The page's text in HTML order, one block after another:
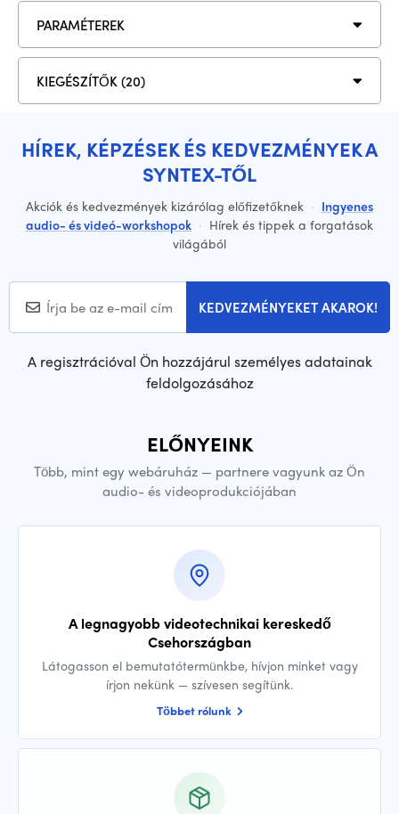
PARAMÉTEREK
KIEGÉSZÍTŐK (20)
HÍREK, KÉPZÉSEK ÉS KEDVEZMÉNYEK A
SYNTEX-TŐL
Akciók és kedvezmények kizárólag előfizetőknek · Ingyenes
audio- és videó-workshopok · Hírek és tippek a forgatások
világából
KEDVEZMÉNYEKET AKAROK!
A regisztrációval Ön hozzájárul személyes adatainak
feldolgozásához
ELŐNYEINK
Több, mint egy webáruház — partnere vagyunk az Ön
audio- és videoprodukciójában
A legnagyobb videotechnikai kereskedő
Csehországban
Látogasson el bemutatótermünkbe, hívjon minket vagy
írjon nekünk — szívesen segítünk.
Többet rólunk